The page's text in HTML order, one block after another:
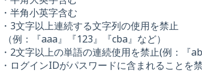
・半角小英字含む
・3文字以上連続する文字列の使用を禁止
（例：『aaa』『123』『cba』など）
・2文字以上の単語の連続使用を禁止(例：『
・ログインIDがパスワードに含まれることを